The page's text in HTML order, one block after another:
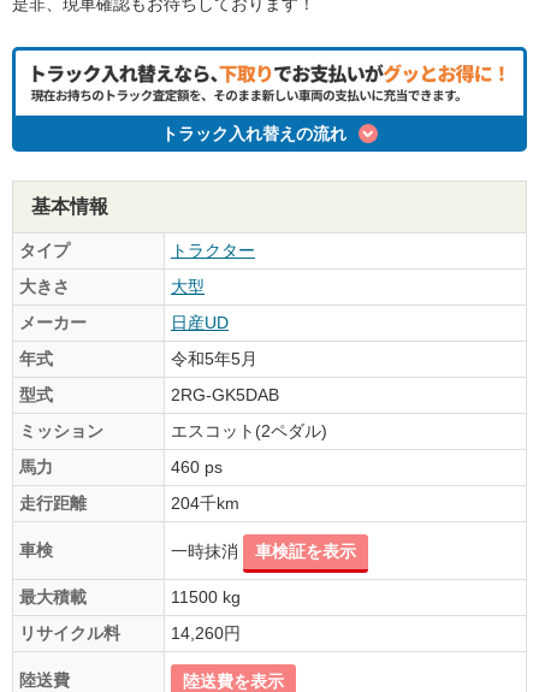
トラック入れ替えの流れ
基本情報
タイプ
トラクター
大きさ
大型
メーカー
日産UD
年式
令和5年5月
型式
2RG-GK5DAB
ミッション
エスコット(2ペダル)
馬力
460 ps
走行距離
204千km
車検 一時抹消 車検証を表示
最大積載
11500 kg
リサイクル料
14,260円
陸送費 陸送費を表示